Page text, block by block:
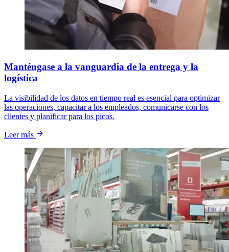
Manténgase a la vanguardia de la entrega y la
logística
La visibilidad de los datos en tiempo real es esencial para optimizar
las operaciones, capacitar a los empleados, comunicarse con los
clientes y planificar para los picos.
Leer más